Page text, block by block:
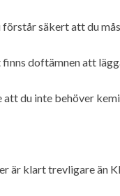
förstår säkert att du
doftämnen att
att du inte behöver
är klart trevligare än